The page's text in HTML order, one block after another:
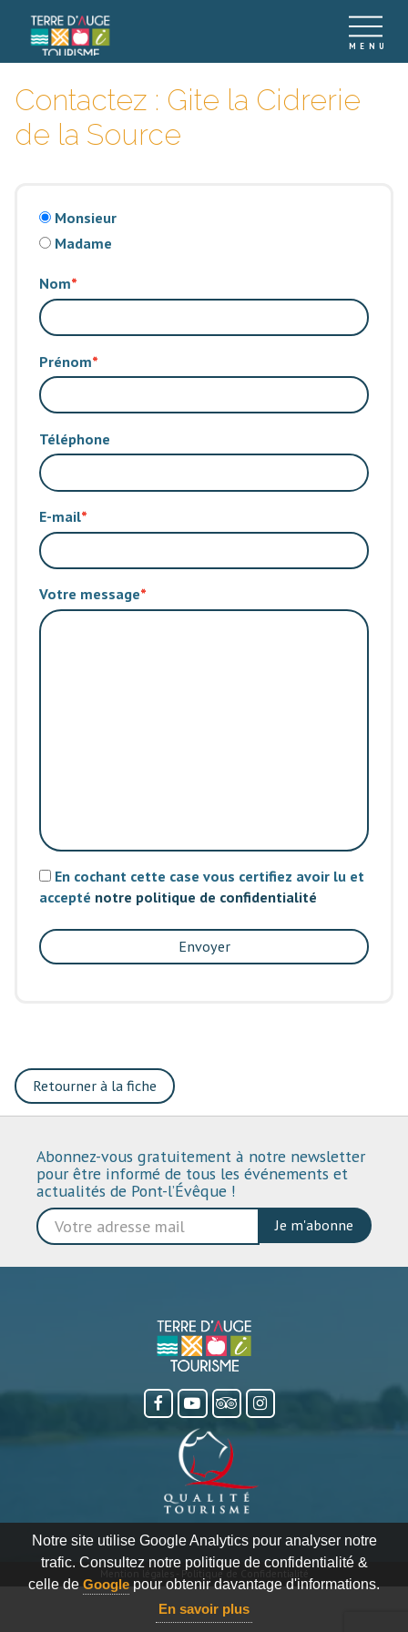
Notre site utilise Google Analytics pour analyser notre
trafic. Consultez notre politique de confidentialité &
celle de Google pour obtenir davantage d'informations.
En savoir plus
Contactez : Gite la Cidrerie
de la Source
Monsieur
Madame
Nom
Prénom
Téléphone
E-mail
Votre message
En cochant cette case vous certifiez avoir lu et
accepté notre politique de confidentialité
Envoyer
Retourner à la fiche
Abonnez-vous gratuitement à notre newsletter
pour être informé de tous les événements et
actualités de Pont-l’Évêque !
Je m'abonne
Politique de Confidentialité